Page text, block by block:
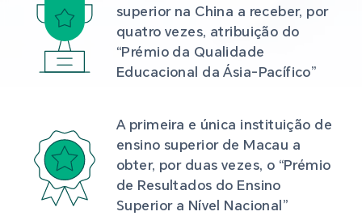
superior na China a receber, por
quatro vezes, atribuição do
“Prémio da Qualidade
Educacional da Ásia-Pacífico”
A primeira e única instituição de
ensino superior de Macau a
obter, por duas vezes, o “Prémio
de Resultados do Ensino
Superior a Nível Nacional”